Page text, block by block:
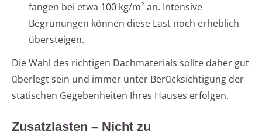
fangen bei etwa 100 kg/m² an. Intensive
Begrünungen können diese Last noch erheblich
übersteigen.
Die Wahl des richtigen Dachmaterials sollte daher gut
überlegt sein und immer unter Berücksichtigung der
statischen Gegebenheiten Ihres Hauses erfolgen.
Zusatzlasten – Nicht zu